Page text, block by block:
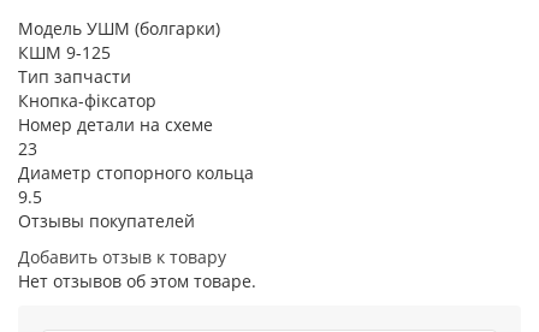
Модель УШМ (болгарки)
КШМ 9-125
Тип запчасти
Кнопка-фіксатор
Номер детали на схеме
23
Диаметр стопорного кольца
9.5
Отзывы покупателей
Добавить отзыв к товару
Нет отзывов об этом товаре.